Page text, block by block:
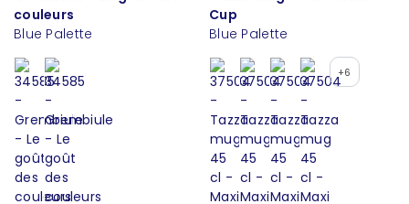
couleurs
Blue Palette
Cup
Blue Palette
+6